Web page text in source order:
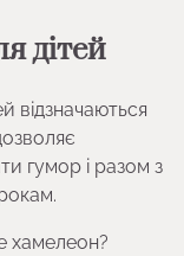
дітей
відзначаються
гумор і разом з
хамелеон?